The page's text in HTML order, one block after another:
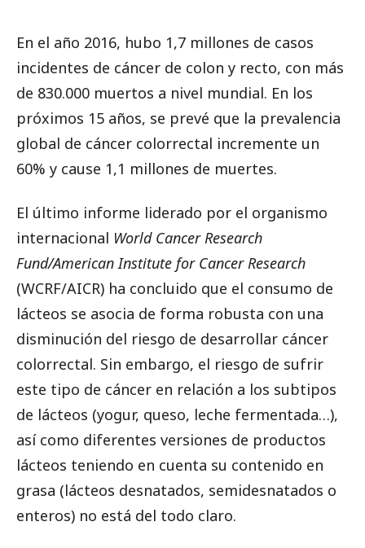
En el año 2016, hubo 1,7 millones de casos
incidentes de cáncer de colon y recto, con más
de 830.000 muertos a nivel mundial. En los
próximos 15 años, se prevé que la prevalencia
global de cáncer colorrectal incremente un
60% y cause 1,1 millones de muertes.
El último informe liderado por el organismo
internacional World Cancer Research
Fund/American Institute for Cancer Research
(WCRF/AICR) ha concluido que el consumo de
lácteos se asocia de forma robusta con una
disminución del riesgo de desarrollar cáncer
colorrectal. Sin embargo, el riesgo de sufrir
este tipo de cáncer en relación a los subtipos
de lácteos (yogur, queso, leche fermentada…),
así como diferentes versiones de productos
lácteos teniendo en cuenta su contenido en
grasa (lácteos desnatados, semidesnatados o
enteros) no está del todo claro.